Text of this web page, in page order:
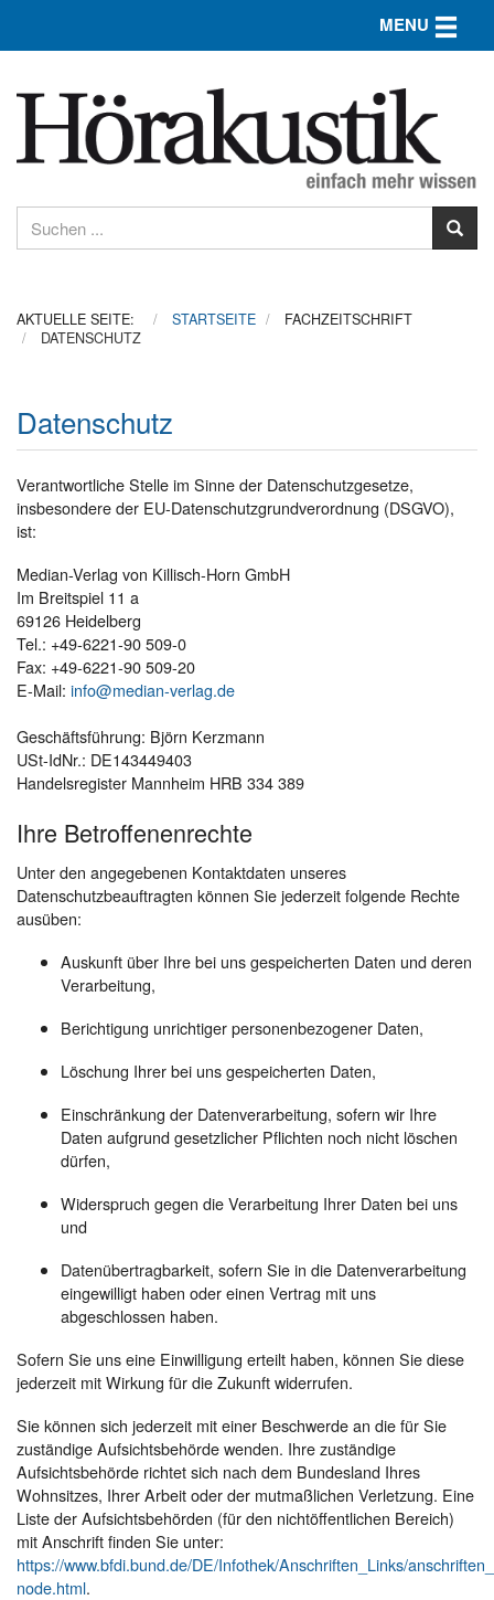
MENU Toggle
AKTUELLE SEITE: STARTSEITE
FACHZEITSCHRIFT
DATENSCHUTZ
Datenschutz
Verantwortliche Stelle im Sinne der Datenschutzgesetze,
insbesondere der EU-Datenschutzgrundverordnung (DSGVO),
ist:
Median-Verlag von Killisch-Horn GmbH
Im Breitspiel 11 a
69126 Heidelberg
Tel.: +49-6221-90 509-0
Fax: +49-6221-90 509-20
E-Mail: info@median-verlag.de
Geschäftsführung: Björn Kerzmann
USt-IdNr.: DE143449403
Handelsregister Mannheim HRB 334 389
Ihre Betroffenenrechte
Unter den angegebenen Kontaktdaten unseres
Datenschutzbeauftragten können Sie jederzeit folgende Rechte
ausüben:
Auskunft über Ihre bei uns gespeicherten Daten und deren
Verarbeitung,
Berichtigung unrichtiger personenbezogener Daten,
Löschung Ihrer bei uns gespeicherten Daten,
Einschränkung der Datenverarbeitung, sofern wir Ihre
Daten aufgrund gesetzlicher Pflichten noch nicht löschen
dürfen,
Widerspruch gegen die Verarbeitung Ihrer Daten bei uns
und
Datenübertragbarkeit, sofern Sie in die Datenverarbeitung
eingewilligt haben oder einen Vertrag mit uns
abgeschlossen haben.
Sofern Sie uns eine Einwilligung erteilt haben, können Sie diese
jederzeit mit Wirkung für die Zukunft widerrufen.
Sie können sich jederzeit mit einer Beschwerde an die für Sie
zuständige Aufsichtsbehörde wenden. Ihre zuständige
Aufsichtsbehörde richtet sich nach dem Bundesland Ihres
Wohnsitzes, Ihrer Arbeit oder der mutmaßlichen Verletzung. Eine
Liste der Aufsichtsbehörden (für den nichtöffentlichen Bereich)
mit Anschrift finden Sie unter:
https://www.bfdi.bund.de/DE/Infothek/Anschriften_Links/
node.html.